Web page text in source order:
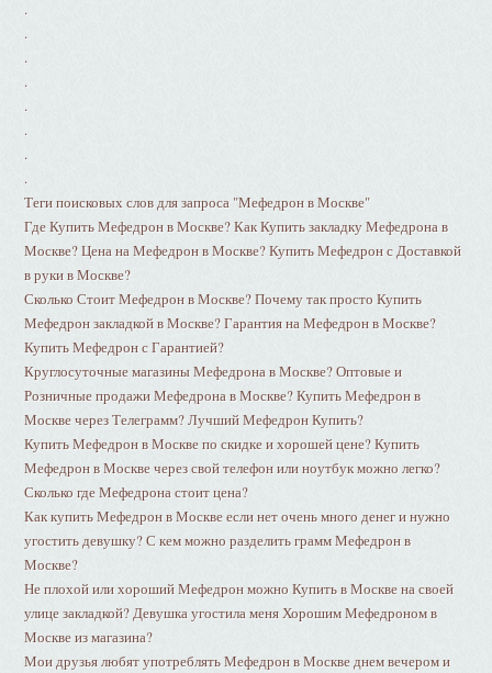
.
.
.
.
.
.
.
.
Теги поисковых слов для запроса "Мефедрон в Москве"
Где Купить Мефедрон в Москве? Как Купить закладку Мефедрона в
Москве? Цена на Мефедрон в Москве? Купить Мефедрон с Доставкой
в руки в Москве?
Сколько Стоит Мефедрон в Москве? Почему так просто Купить
Мефедрон закладкой в Москве? Гарантия на Мефедрон в Москве?
Купить Мефедрон с Гарантией?
Круглосуточные магазины Мефедрона в Москве? Оптовые и
Розничные продажи Мефедрона в Москве? Купить Мефедрон в
Москве через Телеграмм? Лучший Мефедрон Купить?
Купить Мефедрон в Москве по скидке и хорошей цене? Купить
Мефедрон в Москве через свой телефон или ноутбук можно легко?
Сколько где Мефедрона стоит цена?
Как купить Мефедрон в Москве если нет очень много денег и нужно
угостить девушку? С кем можно разделить грамм Мефедрон в
Москве?
Не плохой или хороший Мефедрон можно Купить в Москве на своей
улице закладкой? Девушка угостила меня Хорошим Мефедроном в
Москве из магазина?
Мои друзья любят употреблять Мефедрон в Москве днем вечером и